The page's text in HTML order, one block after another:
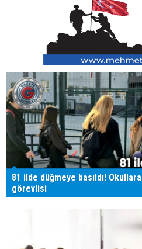
81 ilde düğmeye basıldı!
görevlisi